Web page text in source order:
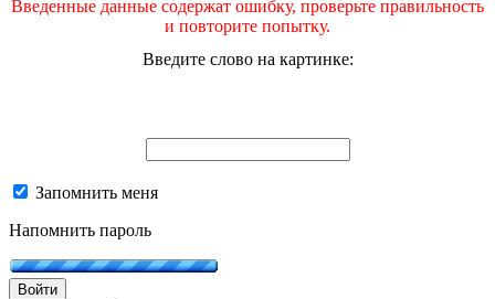
Введенные данные содержат ошибку, проверьте правильность
и повторите попытку.
Введите слово на картинке:
Запомнить меня
Напомнить пароль
Войти